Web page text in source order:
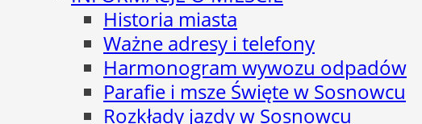
Historia miasta
Ważne adresy i telefony
Harmonogram wywozu odpadów
Parafie i msze Święte w Sosnowcu
Rozkłady jazdy w Sosnowcu